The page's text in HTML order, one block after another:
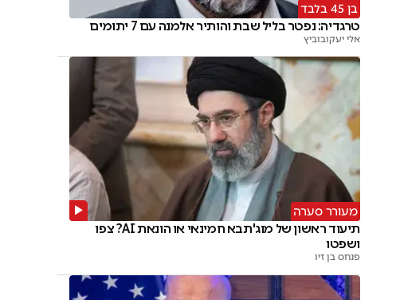
בן 45 בלבד
טרגדיה: נפטר בליל שבת והותיר אלמנה עם 7 יתומים
אלי יעקובוביץ
מעורר סערה
תיעוד ראשון של מוג'תבא חמינאי או הונאת AI? צפו
ושפטו
פנחס בן זיו